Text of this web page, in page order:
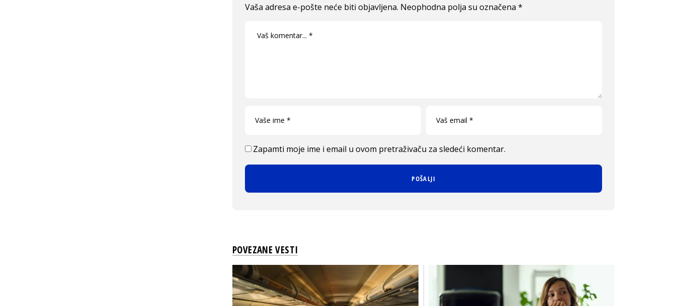
Vaša adresa e-pošte neće biti objavljena. Neophodna polja su označena *
Zapamti moje ime i email u ovom pretraživaču za sledeći komentar.
POVEZANE VESTI